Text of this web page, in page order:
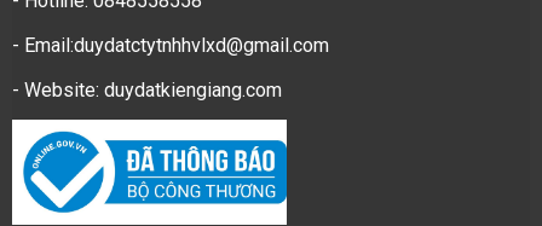
- Email:duydatctytnhhvlxd@gmail.com
- Website: duydatkiengiang.com